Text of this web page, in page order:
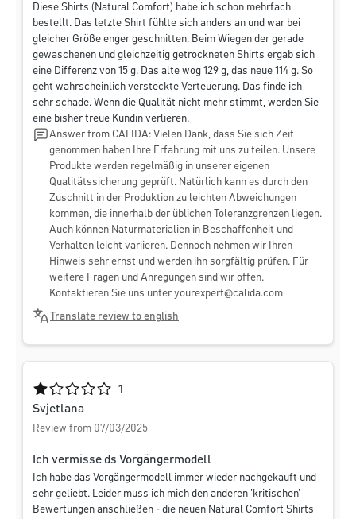
Diese Shirts (Natural Comfort) habe ich schon mehrfach
bestellt. Das letzte Shirt fühlte sich anders an und war bei
gleicher Größe enger geschnitten. Beim Wiegen der gerade
gewaschenen und gleichzeitig getrockneten Shirts ergab sich
eine Differenz von 15 g. Das alte wog 129 g, das neue 114 g. So
geht wahrscheinlich versteckte Verteuerung. Das finde ich
sehr schade. Wenn die Qualität nicht mehr stimmt, werden Sie
eine bisher treue Kundin verlieren.
Answer from CALIDA: Vielen Dank, dass Sie sich Zeit
genommen haben Ihre Erfahrung mit uns zu teilen. Unsere
Produkte werden regelmäßig in unserer eigenen
Qualitätssicherung geprüft. Natürlich kann es durch den
Zuschnitt in der Produktion zu leichten Abweichungen
kommen, die innerhalb der üblichen Toleranzgrenzen liegen.
Auch können Naturmaterialien in Beschaffenheit und
Verhalten leicht variieren. Dennoch nehmen wir Ihren
Hinweis sehr ernst und werden ihn sorgfältig prüfen. Für
weitere Fragen und Anregungen sind wir offen.
Kontaktieren Sie uns unter yourexpert@calida.com
Translate review to english
Average rating of 1 out of 5 stars
1
Svjetlana
Review from 07/03/2025
Ich vermisse ds Vorgängermodell
Ich habe das Vorgängermodell immer wieder nachgekauft und
sehr geliebt. Leider muss ich mich den anderen 'kritischen'
Bewertungen anschließen - die neuen Natural Comfort Shirts